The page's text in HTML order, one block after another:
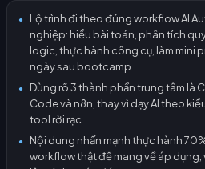
●
Lộ trình đi theo đúng workflow AI
nghiệp: hiểu bài toán, phân tích
logic, thực hành công cụ, làm mini
ngày sau bootcamp.
●
Dùng rõ 3 thành phần trung tâm là
Code và n8n, thay vì dạy AI theo
tool rời rạc.
●
Nội dung nhấn mạnh thực hành
workflow thật để mang về áp dụng,